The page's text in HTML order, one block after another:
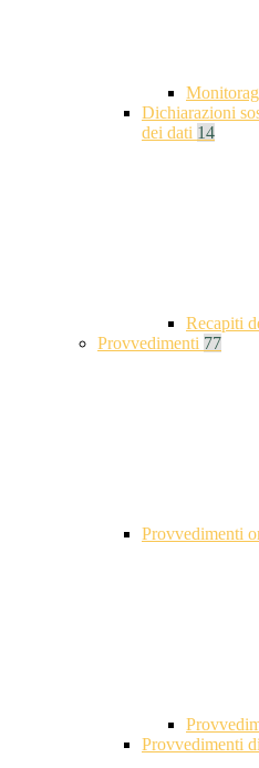
Dichiarazioni
dei dati 14
Recapiti
Provvedimenti 77
Provvedimenti
Provvedimenti